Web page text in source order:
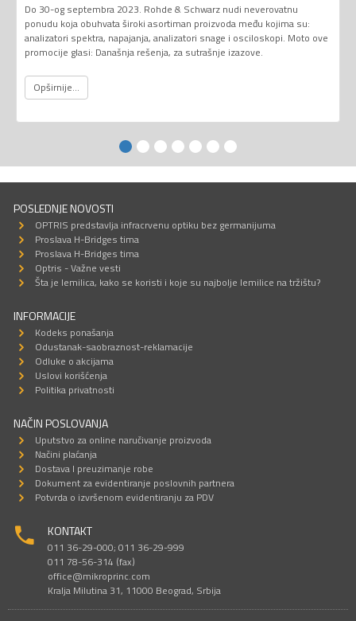
Do 30-og septembra 2023. Rohde & Schwarz nudi neverovatnu
ponudu koja obuhvata široki asortiman proizvoda među kojima su:
analizatori spektra, napajanja, analizatori snage i osciloskopi. Moto ove
promocije glasi: Današnja rešenja, za sutrašnje izazove.
Opširnije...
POSLEDNJE NOVOSTI
OPTRIS predstavlja infracrvenu optiku bez germanijuma
Proslava H-Bridges tima
Proslava H-Bridges tima
Optris - Važne vesti
Šta je lemilica, kako se koristi i koje su najbolje lemilice na tržištu?
INFORMACIJE
Kodeks ponašanja
Odustanak-saobraznost-reklamacije
Odluke o akcijama
Uslovi korišćenja
Politika privatnosti
NAČIN POSLOVANJA
Uputstvo za online naručivanje proizvoda
Načini plaćanja
Dostava I preuzimanje robe
Dokument za evidentiranje poslovnih partnera
Potvrda o izvršenom evidentiranju za PDV
KONTAKT
011 36-29-000; 011 36-29-999
011 78-56-314 (fax)
office@mikroprinc.com
Kralja Milutina 31, 11000 Beograd, Srbija